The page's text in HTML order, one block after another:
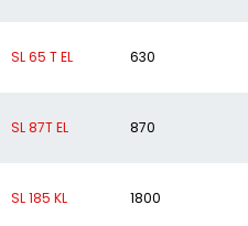
SL 65 T EL 630
SL 87T EL 870
SL 185 KL 1800